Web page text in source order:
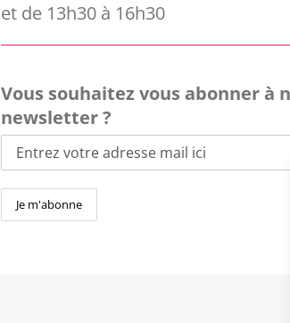
et de 13h30 à 16h30
Vous souhaitez vous abonner à
newsletter ?